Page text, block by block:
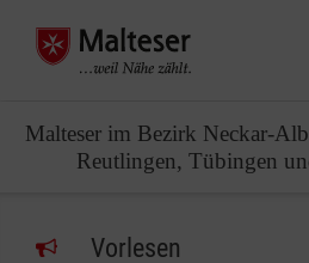
Malteser im Bezirk Neckar-
Reutlingen, Tübingen
Vorlesen